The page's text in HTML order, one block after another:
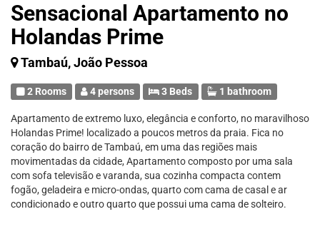
Sensacional Apartamento no
Holandas Prime
Tambaú, João Pessoa
2 Rooms 4 persons 3 Beds 1 bathroom
Apartamento de extremo luxo, elegância e conforto, no maravilhoso
Holandas Prime! localizado a poucos metros da praia. Fica no
coração do bairro de Tambaú, em uma das regiões mais
movimentadas da cidade, Apartamento composto por uma sala
com sofa televisão e varanda, sua cozinha compacta contem
fogão, geladeira e micro-ondas, quarto com cama de casal e ar
condicionado e outro quarto que possui uma cama de solteiro.